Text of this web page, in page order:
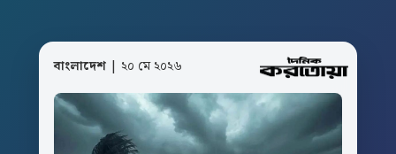
বাংলাদেশ | ২০ মে ২০২৬